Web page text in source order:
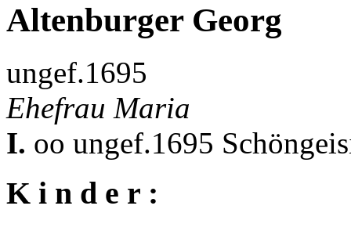
Altenburger Georg
ungef.1695
Ehefrau Maria
I. oo ungef.1695
K i n d e r :